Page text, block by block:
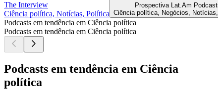
The Interview
Ciência política, Notícias, Política
Prospectiva Lat.Am Podcasts
Ciência política, Negócios, Notícias,
Podcasts em tendência em Ciência política
Podcasts em tendência em Ciência política
Podcasts em tendência em Ciência
política